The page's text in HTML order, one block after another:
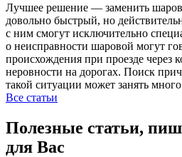
Лучшее решение — заменить
довольно быстрый, но
с ним смогут исключительно
о неисправности шаровой могут
происхождения при проезде через
неровности на дорогах. Поиск
такой ситуации может занять
Все статьи
Полезные статьи,
для Вас